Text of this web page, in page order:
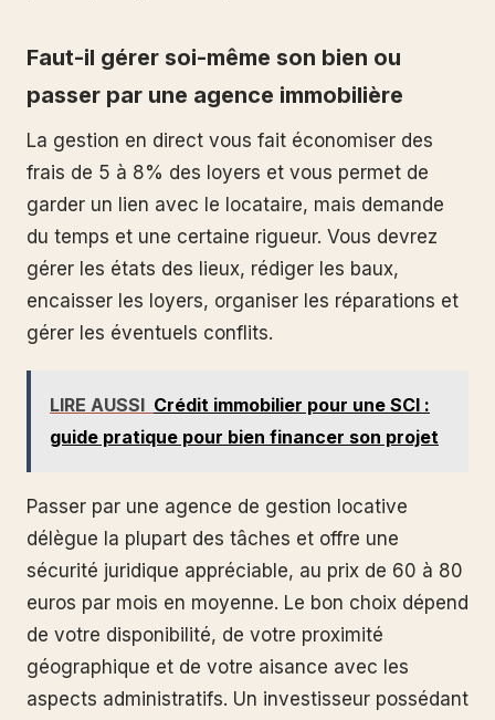
Faut-il gérer soi-même son bien ou
passer par une agence immobilière
La gestion en direct vous fait économiser des
frais de 5 à 8% des loyers et vous permet de
garder un lien avec le locataire, mais demande
du temps et une certaine rigueur. Vous devrez
gérer les états des lieux, rédiger les baux,
encaisser les loyers, organiser les réparations et
gérer les éventuels conflits.
LIRE AUSSI Crédit immobilier pour une SCI :
guide pratique pour bien financer son projet
Passer par une agence de gestion locative
délègue la plupart des tâches et offre une
sécurité juridique appréciable, au prix de 60 à 80
euros par mois en moyenne. Le bon choix dépend
de votre disponibilité, de votre proximité
géographique et de votre aisance avec les
aspects administratifs. Un investisseur possédant